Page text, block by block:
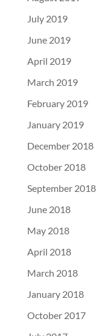
July 2019
June 2019
April 2019
March 2019
February 2019
January 2019
December 2018
October 2018
September 2018
June 2018
May 2018
April 2018
March 2018
January 2018
October 2017